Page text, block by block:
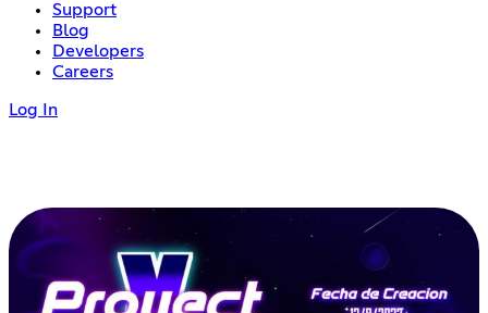
Support
Blog
Developers
Careers
Log In